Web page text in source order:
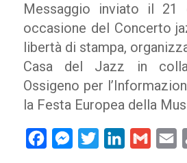
Messaggio inviato il 21
occasione del Concerto
libertà di stampa,
Casa del Jazz in
Ossigeno per
la Festa Europea della
FacebookMessenger
Twitter LinkedInGmail